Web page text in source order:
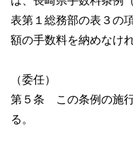
表第１総務部の表３の
額の手数料を納めなけ
（委任）
第５条 この条例の施
る。